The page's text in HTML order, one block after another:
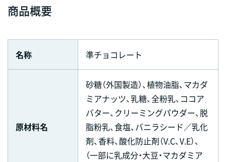
商品概要
名称 準チョコレート
原材料名
砂糖（外国製造）、植物油脂、マカダ
ミアナッツ、乳糖、全粉乳、ココア
バター、クリーミングパウダー、脱
脂粉乳、食塩、バニラシード／乳化
剤、香料、酸化防止剤（V.C、V.E）、
（一部に乳成分・大豆・マカダミア